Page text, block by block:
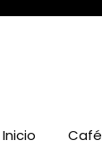
Inicio Café